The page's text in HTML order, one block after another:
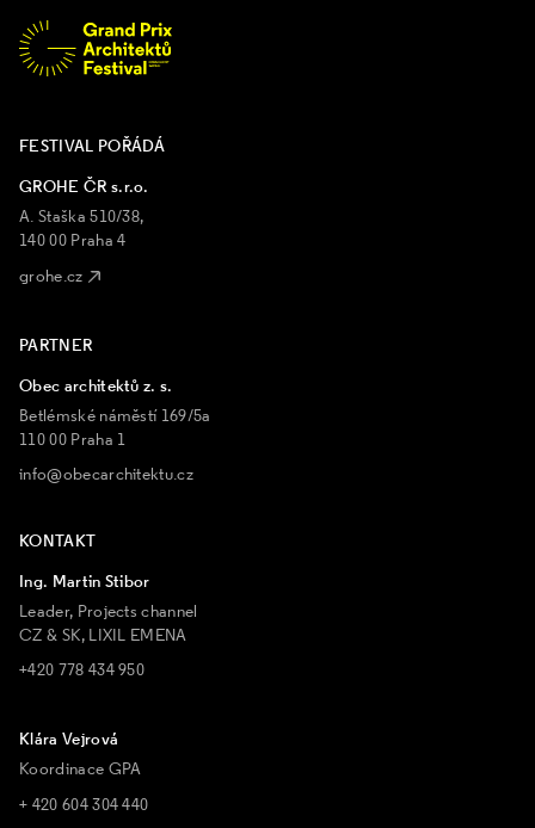
FESTIVAL POŘÁDÁ
GROHE ČR s.r.o.
A. Staška 510/38,
140 00 Praha 4
grohe.cz
PARTNER
Obec architektů z. s.
Betlémské náměstí 169/5a
110 00 Praha 1
info@obecarchitektu.cz
KONTAKT
Ing. Martin Stibor
Leader, Projects channel
CZ & SK, LIXIL EMENA
+420 778 434 950
Klára Vejrová
Koordinace GPA
+ 420 604 304 440